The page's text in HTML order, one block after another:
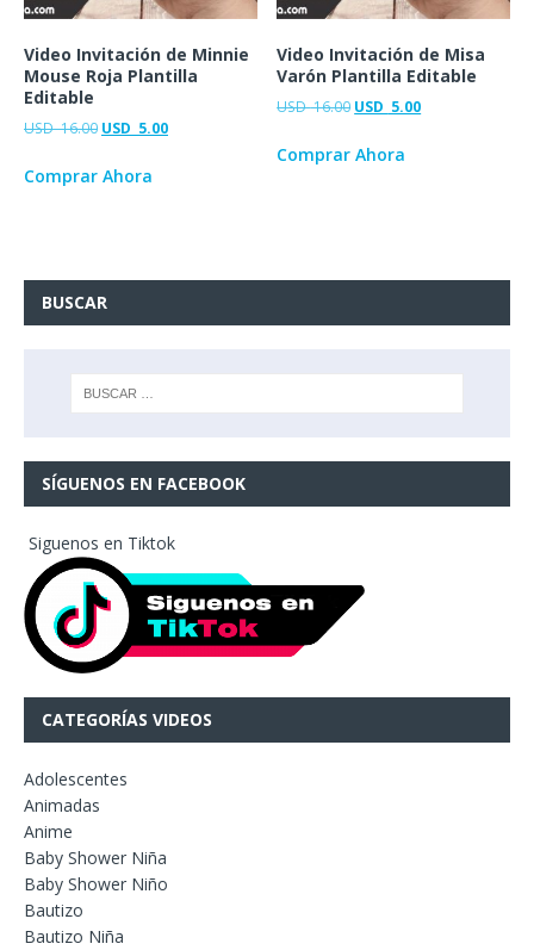
Video Invitación de Minnie
Mouse Roja Plantilla
Editable
USD16.00 USD 5.00
Comprar Ahora
Video Invitación de Misa
Varón Plantilla Editable
USD16.00 USD 5.00
Comprar Ahora
BUSCAR
SÍGUENOS EN FACEBOOK
Siguenos en Tiktok
CATEGORÍAS VIDEOS
Adolescentes
Animadas
Anime
Baby Shower Niña
Baby Shower Niño
Bautizo
Bautizo Niña